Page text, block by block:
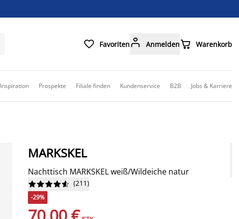
 Favoriten  Anmelden Warenkorb
Inspiration Prospekte Filiale finden Kundenservice B2B Jobs & Karriere
MARKSKEL
Nachttisch MARKSKEL weiß/Wildeiche natur





 (211)
-29%